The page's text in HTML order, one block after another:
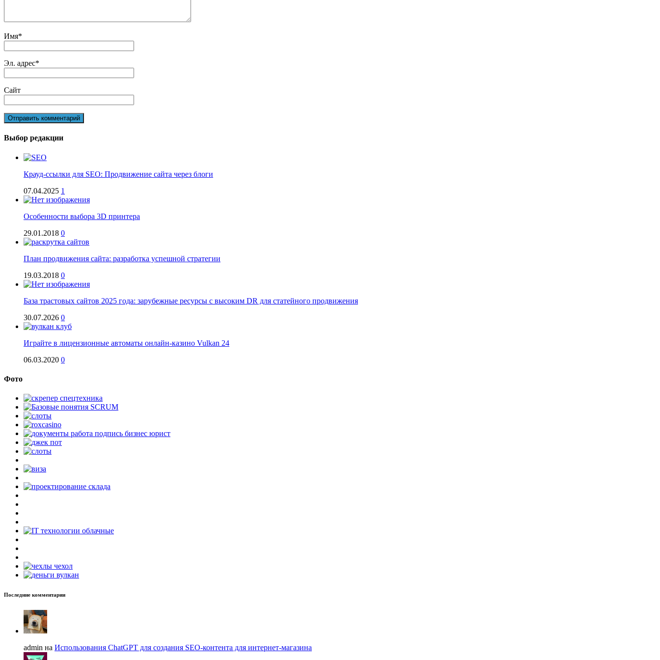
Имя*
Эл. адрес*
Сайт
Выбор редакции
Крауд-ссылки для SEO: Продвижение сайта через блоги
07.04.2025 1
Особенности выбора 3D принтера
29.01.2018 0
План продвижения сайта: разработка успешной стратегии
19.03.2018 0
База трастовых сайтов 2025 года: зарубежные ресурсы с высоким DR для статейного продвижения
30.07.2026 0
Играйте в лицензионные автоматы онлайн-казино Vulkan 24
06.03.2020 0
Фото
Последние комментарии
admin на Использования ChatGPT для создания SEO-контента для интернет-магазина